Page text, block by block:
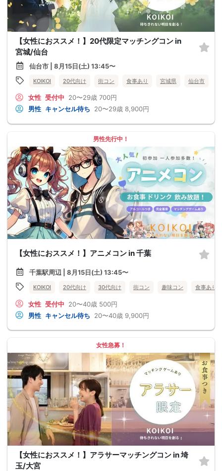
【女性におススメ！】20代限定マッチングコン in
宮城/仙台
仙台市 | 8月15日(土) 13:45〜
KOIKOI 20代向け 街コン 食事あり 宮城県 仙台市
女性 受付中 20〜29歳 700円
男性 キャンセル待ち 20〜29歳 8,900円
男性先行中！
【女性におススメ！】アニメコン in 千葉
千葉駅周辺 | 8月15日(土) 13:45〜
KOIKOI 20代向け 30代向け 街コン 趣味コン 食事あり
女性 受付中 20〜40歳 500円
男性 キャンセル待ち 20〜40歳 9,900円
女性急募！
【女性におススメ！】アラサーマッチングコン in 埼
玉/大宮